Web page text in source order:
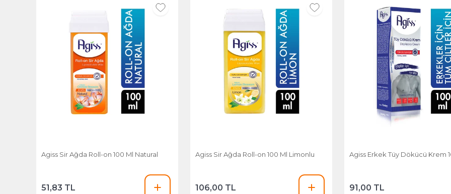
Agiss Sir Ağda Roll-on 100 Ml Natural
51,83 TL
Agiss Sir Ağda Roll-on 100 Ml Limonlu
106,00 TL
Agiss Erkek Tüy Dökücü Krem
91,00 TL